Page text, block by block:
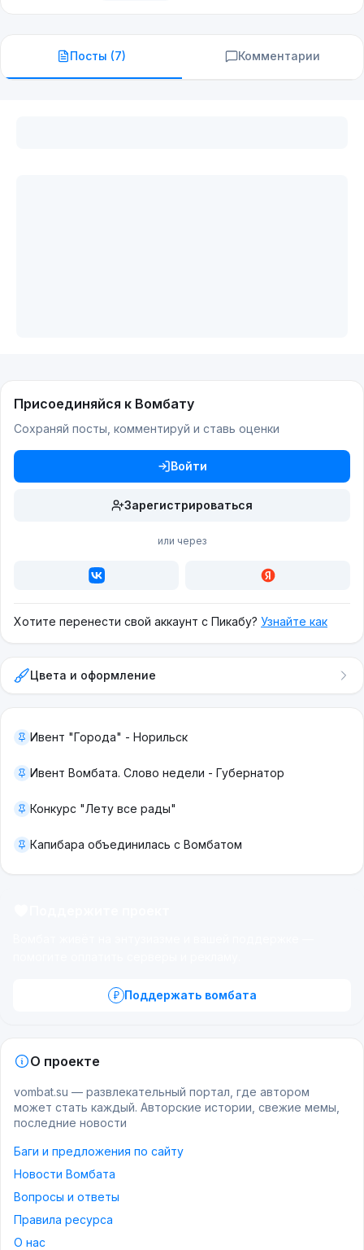
Посты (7) Комментарии
Присоединяйся к Вомбату
Сохраняй посты, комментируй и ставь оценки
Войти
Зарегистрироваться
или через
Хотите перенести свой аккаунт с Пикабу? Узнайте как
Цвета и оформление
Ивент "Города" - Норильск
Ивент Вомбата. Слово недели - Губернатор
Конкурс "Лету все рады"
Капибара объединилась с Вомбатом
Поддержать вомбата
О проекте
vombat.su — развлекательный портал, где автором
может стать каждый. Авторские истории, свежие мемы,
последние новости
Баги и предложения по сайту
Новости Вомбата
Вопросы и ответы
Правила ресурса
О нас